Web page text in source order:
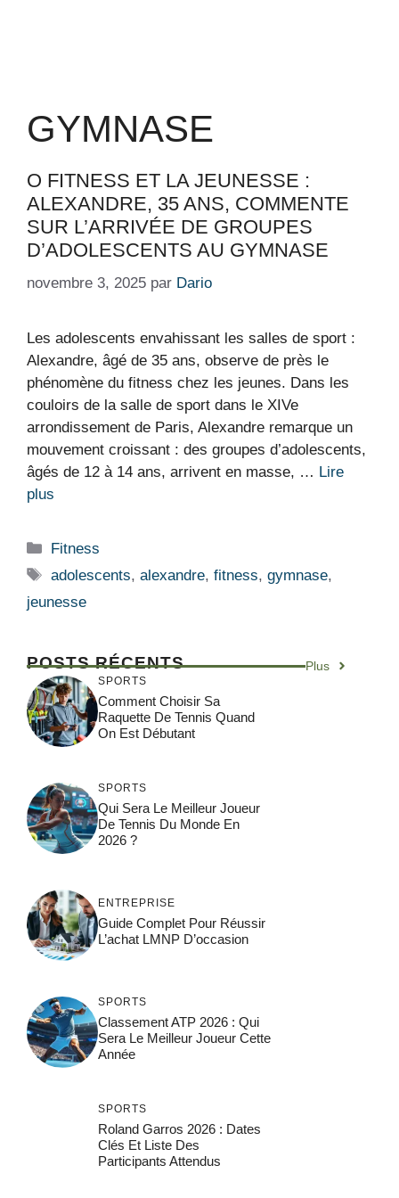
GYMNASE
O FITNESS ET LA JEUNESSE :
ALEXANDRE, 35 ANS, COMMENTE
SUR L’ARRIVÉE DE GROUPES
D’ADOLESCENTS AU GYMNASE
novembre 3, 2025 par Dario
Les adolescents envahissant les salles de sport :
Alexandre, âgé de 35 ans, observe de près le
phénomène du fitness chez les jeunes. Dans les
couloirs de la salle de sport dans le XIVe
arrondissement de Paris, Alexandre remarque un
mouvement croissant : des groupes d’adolescents,
âgés de 12 à 14 ans, arrivent en masse, … Lire
plus
Catégories
Fitness
Étiquettes
adolescents,alexandre,fitness,gymnase,
jeunesse
POSTS RÉCENTS Plus
SPORTS
Comment Choisir Sa
Raquette De Tennis Quand
On Est Débutant
SPORTS
Qui Sera Le Meilleur Joueur
De Tennis Du Monde En
2026 ?
ENTREPRISE
Guide Complet Pour Réussir
L’achat LMNP D’occasion
SPORTS
Classement ATP 2026 : Qui
Sera Le Meilleur Joueur Cette
Année
SPORTS
Roland Garros 2026 : Dates
Clés Et Liste Des
Participants Attendus